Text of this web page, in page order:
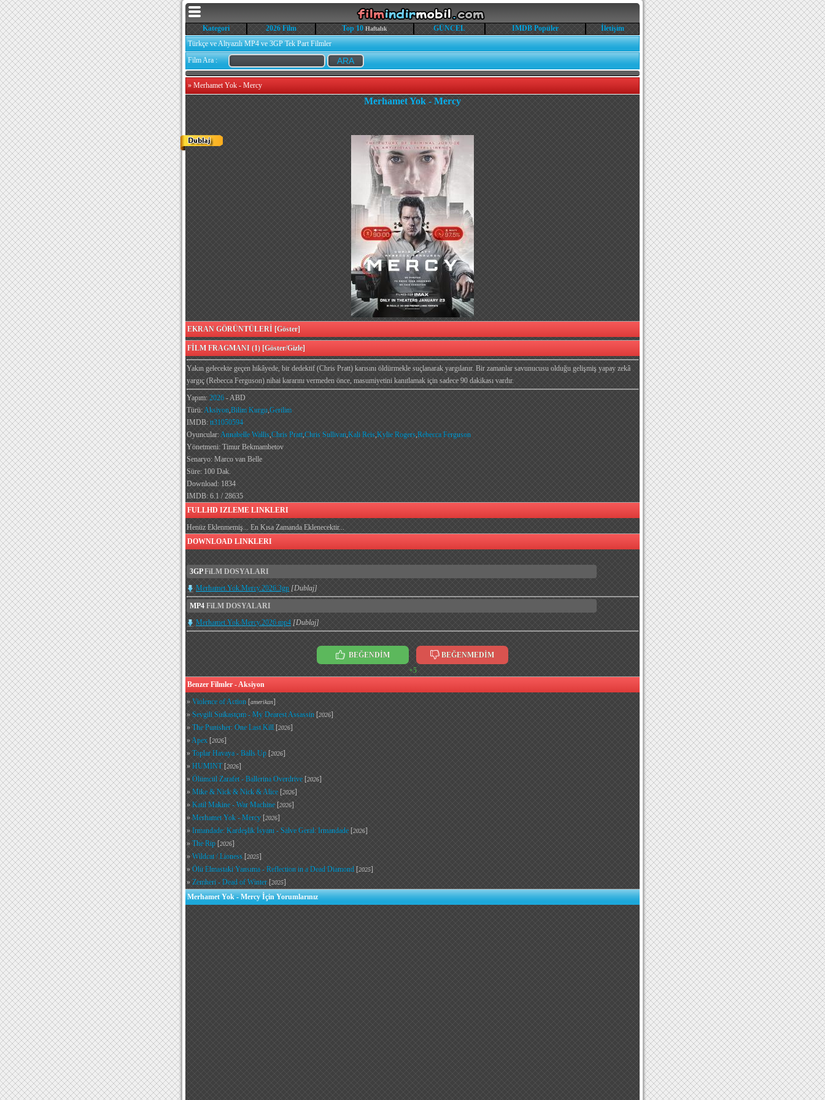
Kategori 2026 Film Top 10 Haftalık GÜNCEL IMDB Popüler
İletişim
Türkçe ve Altyazılı MP4 ve 3GP Tek Part Filmler
Film Ara :
» Merhamet Yok - Mercy
Merhamet Yok - Mercy
EKRAN GÖRÜNTÜLERİ [Göster]
FİLM FRAGMANI (1) [Göster/Gizle]
Yakın gelecekte geçen hikâyede, bir dedektif (Chris Pratt) karısını öldürmekle suçlanarak yargılanır. Bir zamanlar savunucusu olduğu gelişmiş yapay zekâ
yargıç (Rebecca Ferguson) nihai kararını vermeden önce, masumiyetini kanıtlamak için sadece 90 dakikası vardır.
Yapım: 2026 - ABD
Türü:Aksiyon,Bilim Kurgu,Gerilim
IMDB: tt31050594
Oyuncular:Annabelle Wallis,Chris Pratt,Chris Sullivan,Kali Reis,Kylie Rogers,Rebecca Ferguson
Yönetmeni: Timur Bekmambetov
Senaryo: Marco van Belle
Süre: 100 Dak.
Download: 1834
IMDB: 6.1 / 28635
FULLHD IZLEME LINKLERI
Henüz Eklenmemiş... En Kısa Zamanda Eklenecektir...
DOWNLOAD LINKLERI
3GPFiLM DOSYALARI
Merhamet.Yok.Mercy.2026.3gp [Dublaj]
MP4 FiLM DOSYALARI
Merhamet.Yok.Mercy.2026.mp4 [Dublaj]
BEĞENDİM
BEĞENMEDİM
+5
Benzer Filmler - Aksiyon
» Violence of Action [amerikan]
» Sevgili Suikastçım - My Dearest Assassin [2026]
» The Punisher: One Last Kill [2026]
»Apex [2026]
» Toplar Havaya - Balls Up [2026]
» HUMINT[2026]
» Ölümcül Zarafet - Ballerina Overdrive [2026]
» Mike & Nick & Nick & Alice [2026]
» Katil Makine - War Machine [2026]
» Merhamet Yok - Mercy [2026]
» Irmandade: Kardeşlik İsyanı - Salve Geral: Irmandade [2026]
» The Rip [2026]
» Wildcat / Lioness [2025]
» Ölü Elmastaki Yansıma - Reflection in a Dead Diamond [2025]
» Zemheri - Dead of Winter [2025]
Merhamet Yok - Mercy İçin Yorumlarınız